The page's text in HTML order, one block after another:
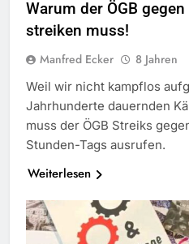
Warum der ÖGB
streiken muss!
Manfred Ecker 8 Jahren
Weil wir nicht kampflos
Jahrhunderte dauernden
muss der ÖGB Streiks
Stunden-Tags ausrufen.
Weiterlesen